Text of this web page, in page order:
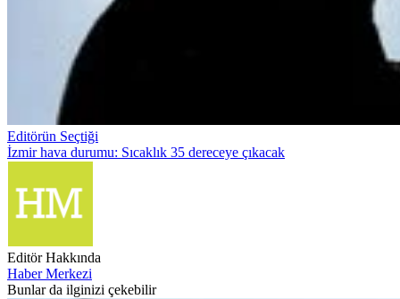
Editörün Seçtiği
İzmir hava durumu: Sıcaklık 35 dereceye çıkacak
Editör Hakkında
Haber Merkezi
Bunlar da ilginizi çekebilir